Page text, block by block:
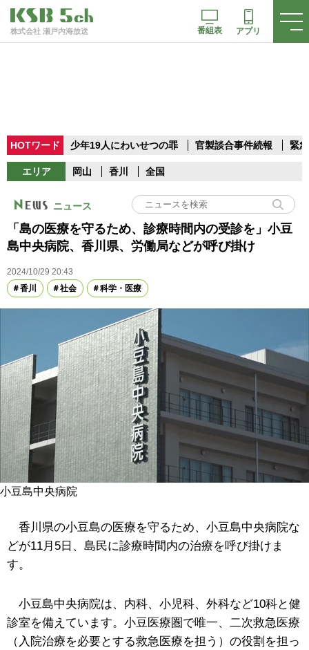
株式会社 瀬戸内海放送 番組表 アプリ
HOTワード 少年19人にわいせつの罪 官製談合事件続報 緊
エリア 岡山 香川 全国
ニュース
「島の医療を守るため、診療時間内の受診を」小豆
島中央病院、香川県、労働局などが呼び掛け
2024/10/29 20:43
香川
社会 科学・医療
小豆島中央病院
香川県の小豆島の医療を守るため、小豆島中央病院な
どが11月5日、島民に診療時間内の治療を呼び掛けま
す。
小豆島中央病院は、内科、小児科、外科など10科と健
診室を備えています。小豆医療圏で唯一、二次救急医療
（入院治療を必要とする救急医療を担う）の役割を担っ